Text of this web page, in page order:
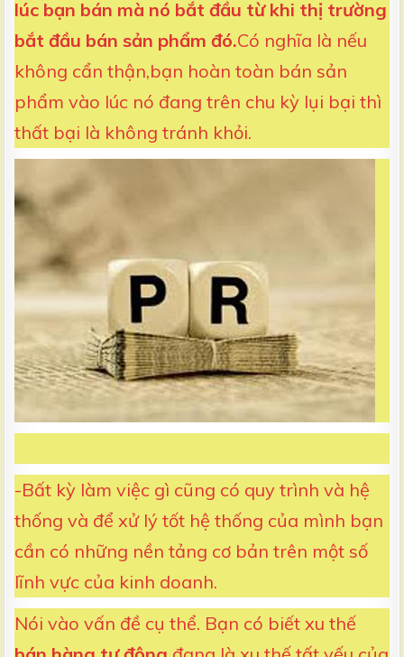
lúc bạn bán mà nó bắt đầu từ khi thị trường
bắt đầu bán sản phẩm đó.Có nghĩa là nếu
không cẩn thận,bạn hoàn toàn bán sản
phẩm vào lúc nó đang trên chu kỳ lụi bại thì
thất bại là không tránh khỏi.
-Bất kỳ làm việc gì cũng có quy trình và hệ
thống và để xử lý tốt hệ thống của mình bạn
cần có những nền tảng cơ bản trên một số
lĩnh vực của kinh doanh.
Nói vào vấn đề cụ thể. Bạn có biết xu thế